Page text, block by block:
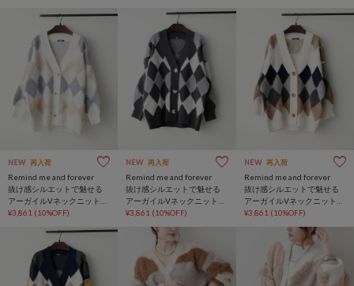
NEW 再入荷
Remind me and forever
抜け感シルエットで魅せる
アーガイルVネックニットカ
ーデ
¥3,861 (10%OFF)
NEW 再入荷
Remind me and forever
抜け感シルエットで魅せる
アーガイルVネックニットカ
ーデ
¥3,861 (10%OFF)
NEW 再入荷
Remind me and forever
抜け感シルエットで魅せる
アーガイルVネックニットカ
ーデ
¥3,861 (10%OFF)